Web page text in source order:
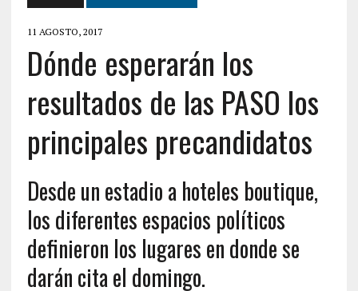
11 AGOSTO, 2017
Dónde esperarán los
resultados de las PASO los
principales precandidatos
Desde un estadio a hoteles boutique,
los diferentes espacios políticos
definieron los lugares en donde se
darán cita el domingo.